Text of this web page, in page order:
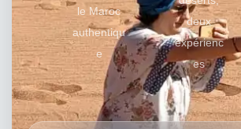
le Maroc
authentiqu
e
deux
expérienc
es